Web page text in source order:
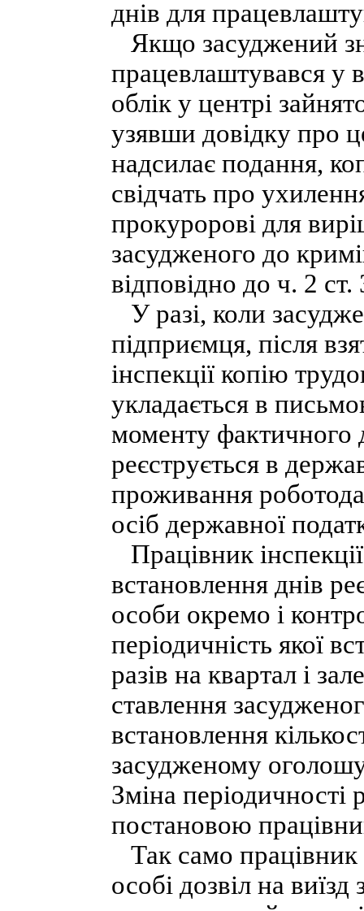
днів для
Якщо засуджений
працевлаштувався у
облік у центрі
узявши довідку про
надсилає подання,
свідчать про
прокуророві для
засудженого до
відповідно до ч. 2
У разі, коли
підприємця, після
інспекції копію
укладається в
моменту фактичного
реєструється в
проживання
осіб державної
Працівник
встановлення днів
особи окремо і
періодичність якої
разів на квартал і
ставлення
встановлення
засудженому
Зміна періодичності
постановою
Так само працівник
особі дозвіл на